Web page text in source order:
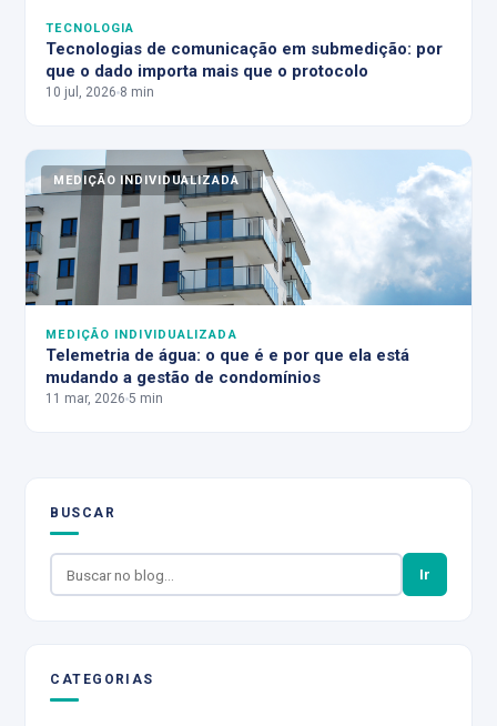
TECNOLOGIA
Tecnologias de comunicação em submedição: por
que o dado importa mais que o protocolo
10 jul, 2026 8 min
MEDIÇÃO INDIVIDUALIZADA
MEDIÇÃO INDIVIDUALIZADA
Telemetria de água: o que é e por que ela está
mudando a gestão de condomínios
11 mar, 2026 5 min
BUSCAR
Ir
CATEGORIAS